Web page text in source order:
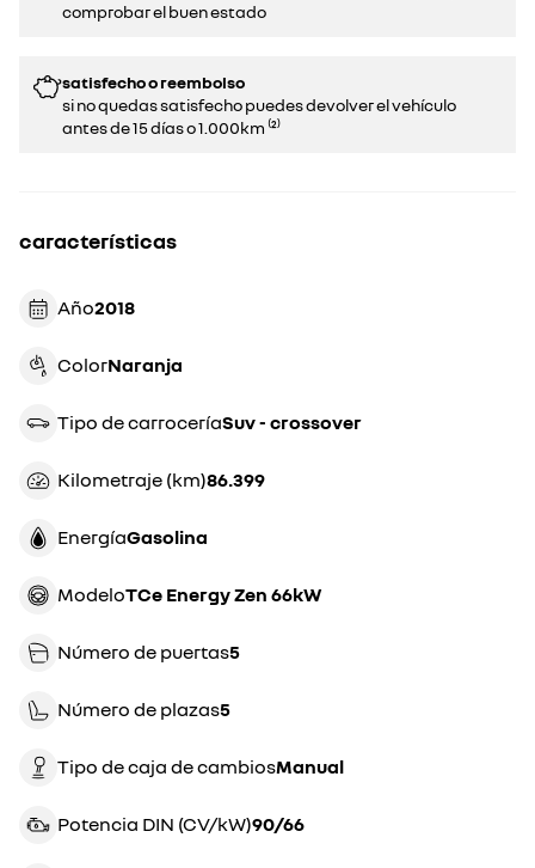
comprobar el buen estado​​
satisfecho o reembolso
si no quedas satisfecho puedes devolver el vehículo
antes de 15 días o 1.000km ⁽²⁾
características
Año 2018
Color naranja
Tipo de carrocería suv - crossover
Kilometraje (km) 86.399
Energía gasolina
Modelo TCe Energy Zen 66kW
Número de puertas5
Número de plazas5
Tipo de caja de cambios manual
Potencia DIN (CV/kW) 90/66